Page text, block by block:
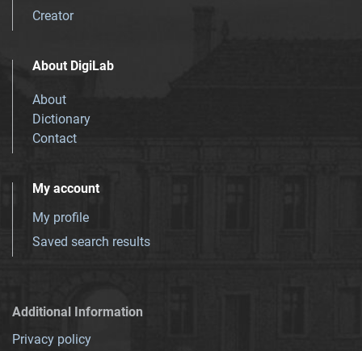
Creator
About DigiLab
About
Dictionary
Contact
My account
My profile
Saved search results
Additional Information
Privacy policy